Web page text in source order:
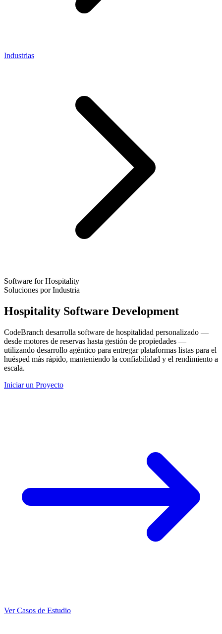
Industrias
Software for Hospitality
Soluciones por Industria
Hospitality Software Development
CodeBranch desarrolla software de hospitalidad personalizado —
desde motores de reservas hasta gestión de propiedades —
utilizando desarrollo agéntico para entregar plataformas listas para el
huésped más rápido, manteniendo la confiabilidad y el rendimiento a
escala.
Iniciar un Proyecto
Ver Casos de Estudio